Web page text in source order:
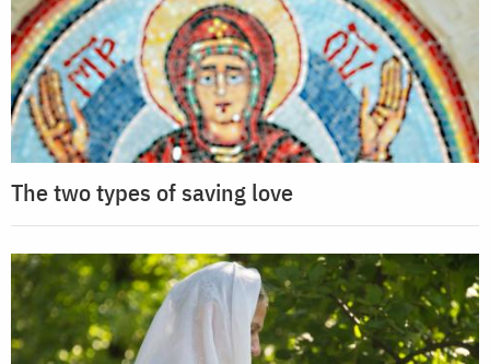
The two types of saving love